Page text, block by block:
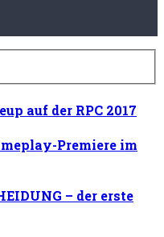
auf der RPC 2017
Premiere im
– der erste